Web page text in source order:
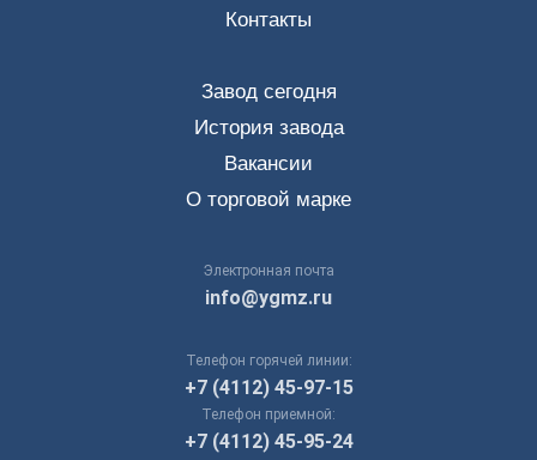
Контакты
Завод сегодня
История завода
Вакансии
О торговой марке
Электронная почта
info@ygmz.ru
Телефон горячей линии:
+7 (4112) 45-97-15
Телефон приемной:
+7 (4112) 45-95-24